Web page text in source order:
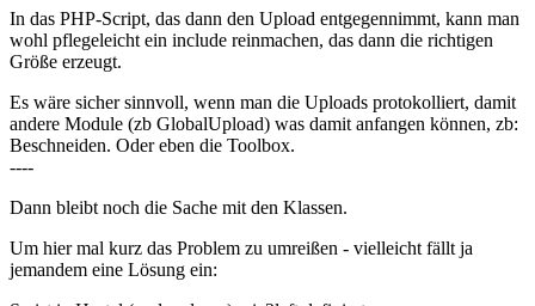
In das PHP-Script, das dann den Upload entgegennimmt, kann man
wohl pflegeleicht ein include reinmachen, das dann die richtigen
Größe erzeugt.
Es wäre sicher sinnvoll, wenn man die Uploads protokolliert, damit
andere Module (zb GlobalUpload) was damit anfangen können, zb:
Beschneiden. Oder eben die Toolbox.
----
Dann bleibt noch die Sache mit den Klassen.
Um hier mal kurz das Problem zu umreißen - vielleicht fällt ja
jemandem eine Lösung ein: